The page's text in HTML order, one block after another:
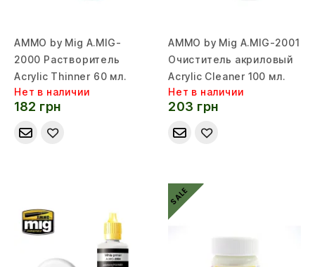
AMMO by Mig A.MIG-
2000 Растворитель
Acrylic Thinner 60 мл.
Нет в наличии
182 грн
AMMO by Mig A.MIG-2001
Очиститель акриловый
Acrylic Cleaner 100 мл.
Нет в наличии
203 грн
SALE